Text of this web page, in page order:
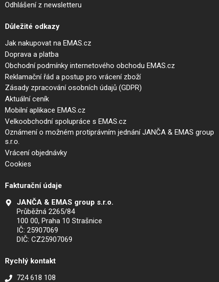
Odhlášení z newsletteru
Důležité odkazy
Jak nakupovat na EMAS.cz
Doprava a platba
Obchodní podmínky internetového obchodu EMAS.cz
Reklamační řád a postup pro vrácení zboží
Zásady zpracování osobních údajů (GDPR)
Aktuální ceník
Mobilní aplikace EMAS.cz
Velkoobchodní spolupráce s EMAS.cz
Oznámení o možném protiprávním jednání JANČA & EMAS group
s.r.o.
Vrácení objednávky
Cookies
Fakturační údaje
JANČA & EMAS group s.r.o.
Průběžná 2265/84
100 00, Praha 10 Strašnice
IČ: 25907069
DIČ: CZ25907069
Rychlý kontakt
724 618 108